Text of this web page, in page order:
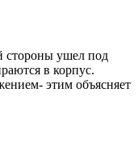
стороны ушел под
в корпус.
этим объясняет